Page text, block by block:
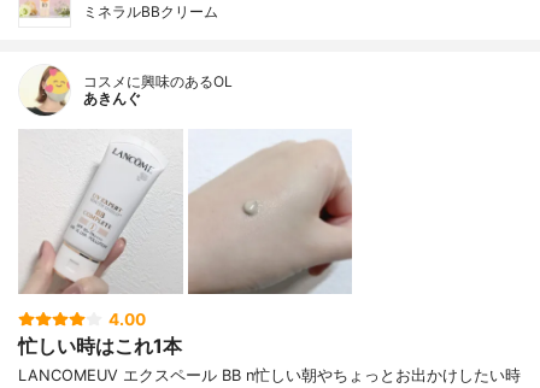
ミネラルBBクリーム
コスメに興味のあるOL
あきんぐ
4.00
忙しい時はこれ1本
LANCOMEUV エクスペール BB n忙しい朝やちょっとお出かけしたい時